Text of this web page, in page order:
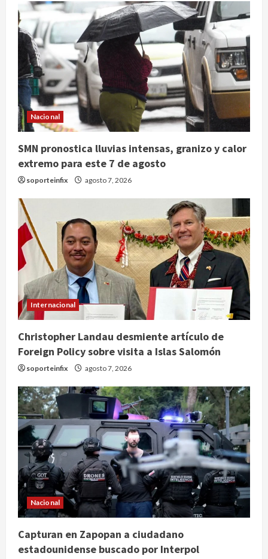
Nacional
SMN pronostica lluvias intensas, granizo y calor
extremo para este 7 de agosto
soporteinfix agosto 7, 2026
Internacional
Christopher Landau desmiente artículo de
Foreign Policy sobre visita a Islas Salomón
soporteinfix agosto 7, 2026
Nacional
Capturan en Zapopan a ciudadano
estadounidense buscado por Interpol